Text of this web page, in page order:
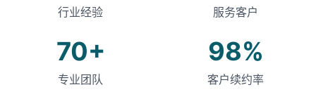
行业经验 服务客户
70+
专业团队
98%
客户续约率